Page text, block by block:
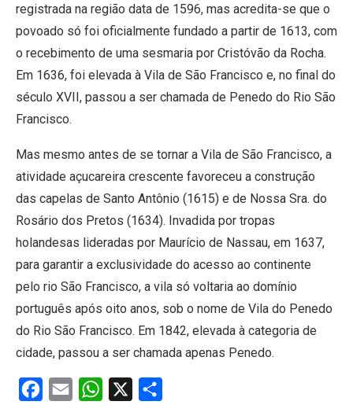
registrada na região data de 1596, mas acredita-se que o
povoado só foi oficialmente fundado a partir de 1613, com
o recebimento de uma sesmaria por Cristóvão da Rocha.
Em 1636, foi elevada à Vila de São Francisco e, no final do
século XVII, passou a ser chamada de Penedo do Rio São
Francisco.
Mas mesmo antes de se tornar a Vila de São Francisco, a
atividade açucareira crescente favoreceu a construção
das capelas de Santo Antônio (1615) e de Nossa Sra. do
Rosário dos Pretos (1634). Invadida por tropas
holandesas lideradas por Maurício de Nassau, em 1637,
para garantir a exclusividade do acesso ao continente
pelo rio São Francisco, a vila só voltaria ao domínio
português após oito anos, sob o nome de Vila do Penedo
do Rio São Francisco. Em 1842, elevada à categoria de
cidade, passou a ser chamada apenas Penedo.
Facebook
Email WhatsApp